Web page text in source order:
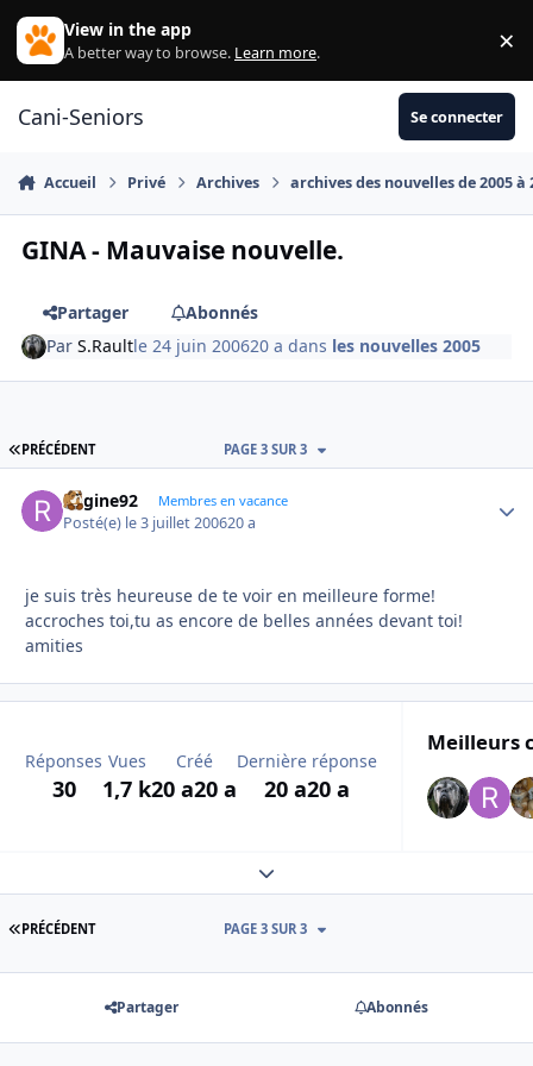
Aller au contenu
View in the app
A better way to browse. Learn more. ×
Cani-Seniors Se connecter
Accueil Privé Archives archives des nouvelles de 2005 à
GINA - Mauvaise nouvelle.
Partager
Abonnés
ParS.Raultle 24 juin 200620 a dans les nouvelles 2005
PREMIÈRE PAGE
PRÉCÉDENT PAGE 3 SUR 3
Regine92 Membres en vacance
Posté(e) le 3 juillet 200620 a
je suis très heureuse de te voir en meilleure forme!
accroches toi,tu as encore de belles années devant toi!
amities
Réponses
30
Vues
1,7 k
Créé
20 a20 a
Dernière réponse
20 a20 a
Meilleurs
Expand topic overview
PREMIÈRE PAGE
PRÉCÉDENT PAGE 3 SUR 3
Partager Abonnés